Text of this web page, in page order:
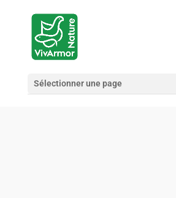
Sélectionner une page